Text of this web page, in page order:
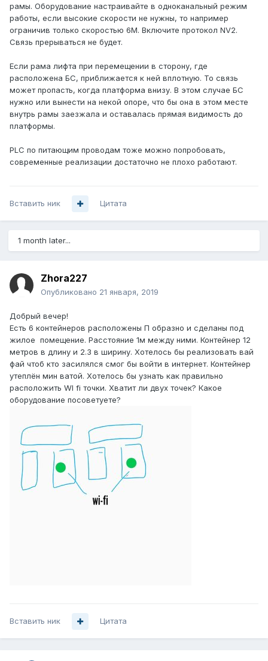
рамы. Оборудование настраивайте в одноканальный режим
работы, если высокие скорости не нужны, то например
ограничив только скоростью 6M. Включите протокол NV2.
Связь прерываться не будет.
Если рама лифта при перемещении в сторону, где
расположена БС, приближается к ней вплотную. То связь
может пропасть, когда платформа внизу. В этом случае БС
нужно или вынести на некой опоре, что бы она в этом месте
внутрь рамы заезжала и оставалась прямая видимость до
платформы.
PLC по питающим проводам тоже можно попробовать,
современные реализации достаточно не плохо работают.
Вставить ник Цитата
1 month later...
Zhora227
Опубликовано 21 января, 2019
Добрый вечер!
Есть 6 контейнеров расположены П образно и сделаны под
жилое помещение. Расстояние 1м между ними. Контейнер 12
метров в длину и 2.3 в ширину. Хотелось бы реализовать вай
фай чтоб кто засилялся смог бы войти в интернет. Контейнер
утеплён мин ватой. Хотелось бы узнать как правильно
расположить WI fi точки. Хватит ли двух точек? Какое
оборудование посоветуете?
Вставить ник Цитата